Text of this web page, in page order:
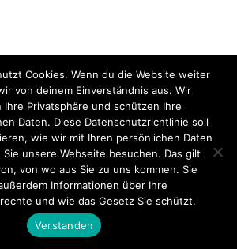
B-2 WOHNUNGSBRAND
Mitglied werden Über uns
Bilder
Kontakt
Up Themes Ltd. Powered byWordPress.
Cookies. Wenn du die Website weiter
von deinem Einverständnis aus. Wir
Ihre Privatsphäre und schützen Ihre
Daten. Diese Datenschutzrichtlinie soll
wie wir mit Ihren persönlichen Daten
unsere Webseite besuchen. Das gilt
von wo aus Sie zu uns kommen. Sie
Informationen über Ihre
und wie das Gesetz Sie schützt.
Verstanden